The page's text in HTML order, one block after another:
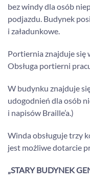
bez windy dla osób
podjazdu. Budynek
i załadunkowe.
Portiernia znajduje się
Obsługa portierni
W budynku znajduje
udogodnień dla osób
i napisów Braille’a.)
Winda obsługuje trzy
jest możliwe dotarcie
„STARY BUDYNEK